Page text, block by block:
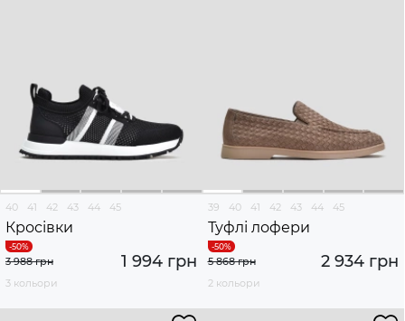
40 41 42 43 44 45
Кросівки
1 994 грн
3 988 грн
3 кольори
39 40 41 42 43 44 45
Туфлі лофери
2 934 грн
5 868 грн
2 кольори